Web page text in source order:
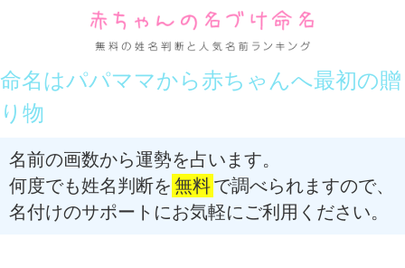
命名はパパママから赤ちゃんへ最初の贈
り物
名前の画数から運勢を占います。
何度でも姓名判断を 無料で調べられますので、
名付けのサポートにお気軽にご利用ください。